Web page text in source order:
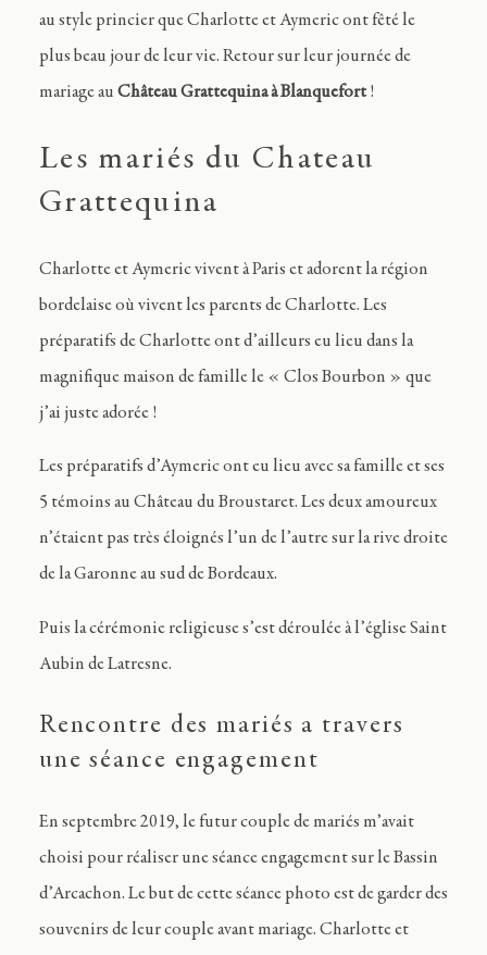
au style princier que Charlotte et Aymeric ont fêté le
plus beau jour de leur vie. Retour sur leur journée de
mariage au Château Grattequina à Blanquefort!
Les mariés du Chateau
Grattequina
Charlotte et Aymeric vivent à Paris et adorent la région
bordelaise où vivent les parents de Charlotte. Les
préparatifs de Charlotte ont d’ailleurs eu lieu dans la
magnifique maison de famille le « Clos Bourbon » que
j’ai juste adorée !
Les préparatifs d’Aymeric ont eu lieu avec sa famille et ses
5 témoins au Château du Broustaret. Les deux amoureux
n’étaient pas très éloignés l’un de l’autre sur la rive droite
de la Garonne au sud de Bordeaux.
Puis la cérémonie religieuse s’est déroulée à l’église Saint
Aubin de Latresne.
Rencontre des mariés a travers
une séance engagement
En septembre 2019, le futur couple de mariés m’avait
choisi pour réaliser une séance engagement sur le Bassin
d’Arcachon. Le but de cette séance photo est de garder des
souvenirs de leur couple avant mariage. Charlotte et